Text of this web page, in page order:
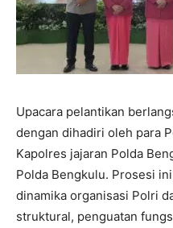
Upacara pelantikan
dengan dihadiri oleh para
Kapolres jajaran Polda
Polda Bengkulu. Prosesi
dinamika organisasi Polri
struktural, penguatan